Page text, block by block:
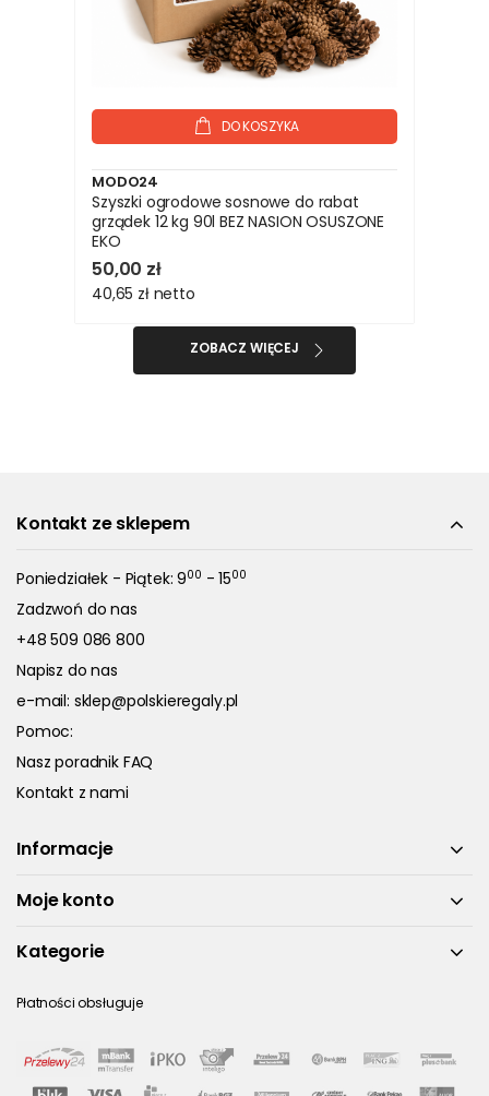
DO KOSZYKA
MODO24
Szyszki ogrodowe sosnowe do rabat
grządek 12 kg 90l BEZ NASION OSUSZONE
EKO
50,00 zł
40,65 zł netto
ZOBACZ WIĘCEJ
Kontakt ze sklepem
Poniedziałek - Piątek: 900 - 1500
Zadzwoń do nas
+48 509 086 800
Napisz do nas
e-mail: sklep@polskieregaly.pl
Pomoc:
Nasz poradnik FAQ
Kontakt z nami
Informacje
Moje konto
Kategorie
Płatności obsługuje